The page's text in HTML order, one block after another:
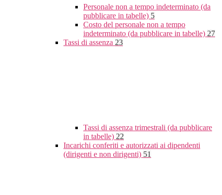
Personale non a tempo indeterminato (da
pubblicare in tabelle) 5
Costo del personale non a tempo
indeterminato (da pubblicare in tabelle) 27
Tassi di assenza 23
Tassi di assenza trimestrali (da pubblicare
in tabelle) 22
Incarichi conferiti e autorizzati ai dipendenti
(dirigenti e non dirigenti) 51